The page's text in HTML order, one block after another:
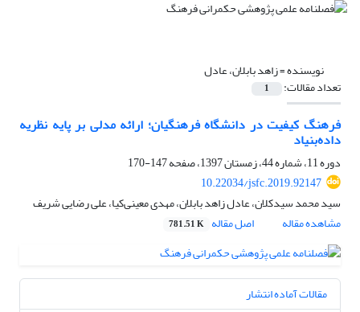
نویسنده =زاهد بابلان، عادل
تعداد مقالات: 1
فرهنگ کیفیت در دانشگاه فرهنگیان؛ ارائه مدلی بر پایه نظریه
داده‌بنیاد
دوره 11، شماره 44، زمستان 1397، صفحه
147-170
10.22034/jsfc.2019.92147
سید محمد سیدکلان، عادل زاهد بابلان، مهدی معینی‌کیا، علی رضایی شریف
مشاهده مقاله
اصل مقاله 781.51 K
مقالات آماده انتشار